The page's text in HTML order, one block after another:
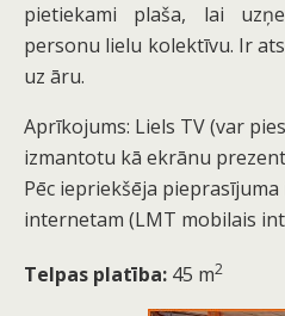
pietiekami plaša, lai
personu lielu kolektīvu. Ir
uz āru.
Aprīkojums: Liels TV (var
izmantotu kā ekrānu
Pēc iepriekšēja
internetam (LMT mobilais
Telpas platība: 45 m2